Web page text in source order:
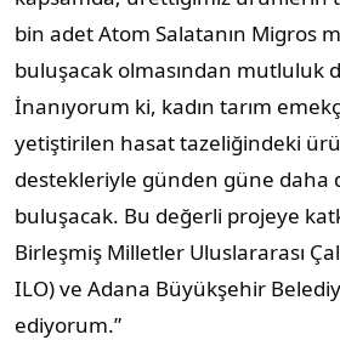
bin adet Atom Salatanın Migros
buluşacak olmasından mutluluk
İnanıyorum ki, kadın tarım
yetiştirilen hasat tazeliğindeki
destekleriyle günden güne daha
buluşacak. Bu değerli projeye
Birleşmiş Milletler Uluslararası
ILO) ve Adana Büyükşehir
ediyorum.”